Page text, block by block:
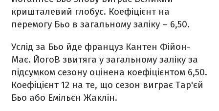
кришталевий глобус. Коефіцієнт на
перемогу Бьо в загальному заліку – 6,50.
Услід за Бьо йде француз Кантен Фійон-
Має. ЙогоВ звитяга у загальному заліку за
підсумком сезону оцінена коефіцієнтом 6,50.
Коефіцієнт 12 на те, що сезон виграє Тар'єй
Бьо або Емільєн Жаклін.